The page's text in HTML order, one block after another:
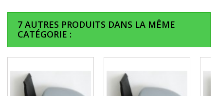
7 AUTRES PRODUITS DANS LA MÊME
CATÉGORIE :